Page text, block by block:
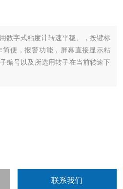
数字式粘度计转速平稳、，按键标
便，报警功能，屏幕直接显示粘
编号以及所选用转子在当前转速下
联系我们